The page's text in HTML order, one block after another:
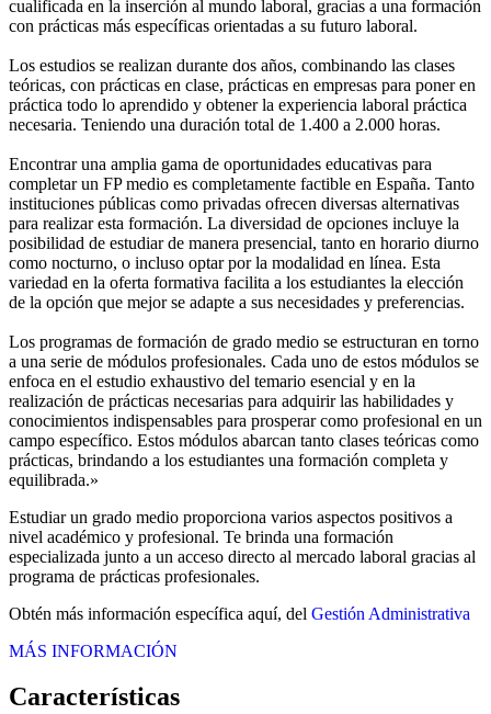
cualificada en la inserción al mundo laboral, gracias a una formación
con prácticas más específicas orientadas a su futuro laboral.
Los estudios se realizan durante dos años, combinando las clases
teóricas, con prácticas en clase, prácticas en empresas para poner en
práctica todo lo aprendido y obtener la experiencia laboral práctica
necesaria. Teniendo una duración total de 1.400 a 2.000 horas.
Encontrar una amplia gama de oportunidades educativas para
completar un FP medio es completamente factible en España. Tanto
instituciones públicas como privadas ofrecen diversas alternativas
para realizar esta formación. La diversidad de opciones incluye la
posibilidad de estudiar de manera presencial, tanto en horario diurno
como nocturno, o incluso optar por la modalidad en línea. Esta
variedad en la oferta formativa facilita a los estudiantes la elección
de la opción que mejor se adapte a sus necesidades y preferencias.
Los programas de formación de grado medio se estructuran en torno
a una serie de módulos profesionales. Cada uno de estos módulos se
enfoca en el estudio exhaustivo del temario esencial y en la
realización de prácticas necesarias para adquirir las habilidades y
conocimientos indispensables para prosperar como profesional en un
campo específico. Estos módulos abarcan tanto clases teóricas como
prácticas, brindando a los estudiantes una formación completa y
equilibrada.»
Estudiar un grado medio proporciona varios aspectos positivos a
nivel académico y profesional. Te brinda una formación
especializada junto a un acceso directo al mercado laboral gracias al
programa de prácticas profesionales.
Obtén más información específica aquí, del Gestión Administrativa
MÁS INFORMACIÓN
Características